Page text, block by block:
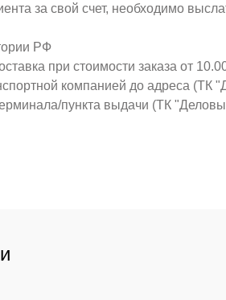
за свой счет, необходимо
РФ
при стоимости заказа от
компанией до адреса
пункта выдачи (ТК